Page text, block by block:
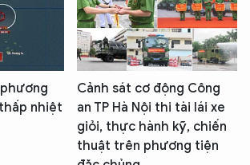
nhiệt
Cảnh sát cơ động Công
an TP Hà Nội thi tài lái xe
giỏi, thực hành kỹ, chiến
thuật trên phương tiện